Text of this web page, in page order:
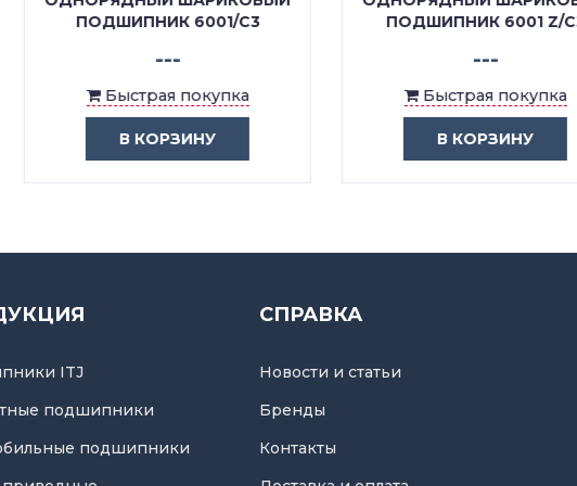
ПОДШИПНИК 6001/C3
Быстрая покупка
В КОРЗИНУ
ПОДШИПНИК 6001 Z/C3
Быстрая покупка
В КОРЗИНУ
ITJ
подшипники
подшипники
СПРАВКА
Новости и статьи
Бренды
Контакты